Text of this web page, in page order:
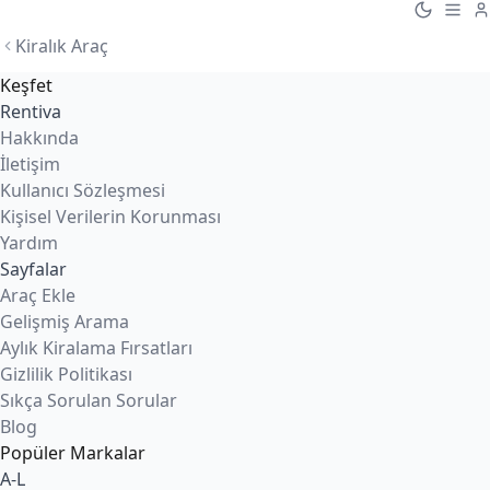
Kiralık Araç
Keşfet
Rentiva
Hakkında
İletişim
Kullanıcı Sözleşmesi
Kişisel Verilerin Korunması
Yardım
Sayfalar
Araç Ekle
Gelişmiş Arama
Aylık Kiralama Fırsatları
Gizlilik Politikası
Sıkça Sorulan Sorular
Blog
Popüler Markalar
A-L